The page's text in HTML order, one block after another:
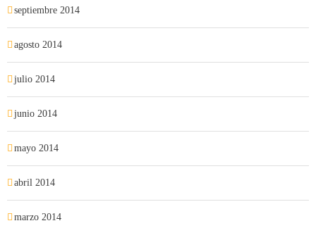
septiembre 2014
agosto 2014
julio 2014
junio 2014
mayo 2014
abril 2014
marzo 2014